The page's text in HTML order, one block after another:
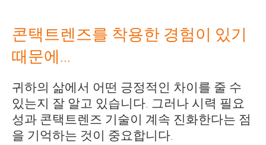
콘택트렌즈를 착용한 경험이 있기
때문에...
귀하의 삶에서 어떤 긍정적인 차이를 줄 수
있는지 잘 알고 있습니다. 그러나 시력 필요
성과 콘택트렌즈 기술이 계속 진화한다는 점
을 기억하는 것이 중요합니다.